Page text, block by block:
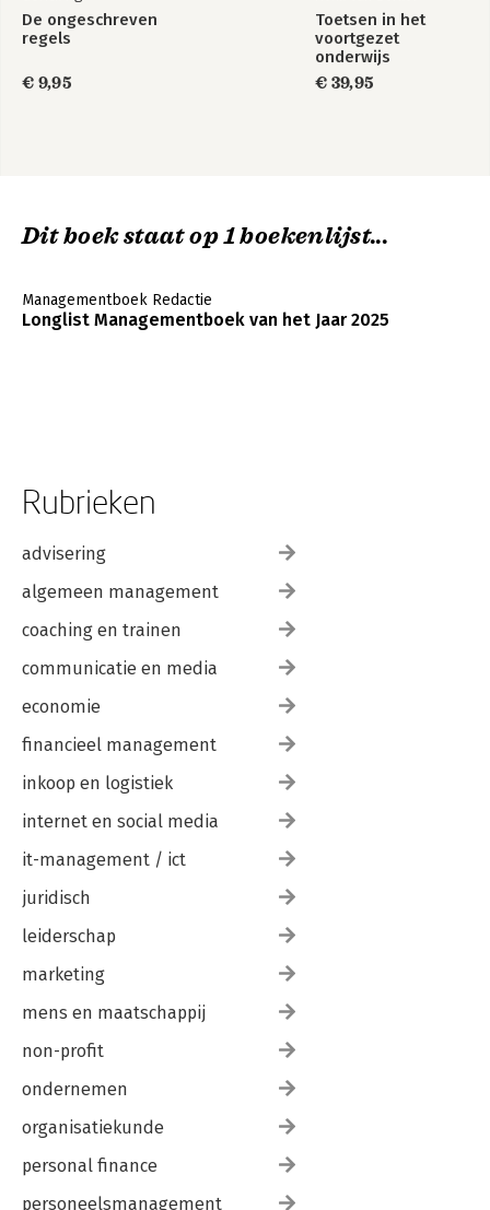
De ongeschreven
regels
€ 9,95
Toetsen in het
voortgezet
onderwijs
€ 39,95
Dit boek staat op 1 boekenlijst...
Managementboek Redactie
Longlist Managementboek van het Jaar 2025
Rubrieken
advisering
algemeen management
coaching en trainen
communicatie en media
economie
financieel management
inkoop en logistiek
internet en social media
it-management / ict
juridisch
leiderschap
marketing
mens en maatschappij
non-profit
ondernemen
organisatiekunde
personal finance
personeelsmanagement